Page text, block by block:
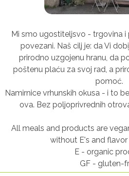
Mi smo ugostiteljsvo - trgovina
povezani. Naš cilj je: da Vi
prirodno uzgojenu hranu, da
poštenu plaću za svoj rad, a
pomoć.
Namirnice vrhunskih okusa - i to
ova. Bez poljoprivrednih
All meals and products are
without E's and flavor
E - organic
GF - gluten-